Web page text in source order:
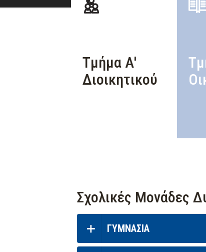
Τμήμα Α'
Διοικητικού
Σχολικές Μονάδες
ΓΥΜΝΑΣΙΑ